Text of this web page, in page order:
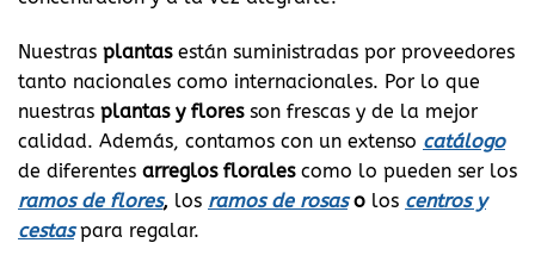
Nuestras plantasestán suministradas por proveedores
tanto nacionales como internacionales. Por lo que
nuestras plantas y floresson frescas y de la mejor
calidad. Además, contamos con un extenso catálogo
de diferentes arreglos floralescomo lo pueden ser los
ramos de flores, los ramos de rosaso los centros y
cestaspara regalar.